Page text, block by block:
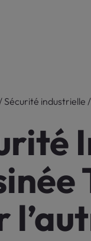
/ Sécurité industrielle /